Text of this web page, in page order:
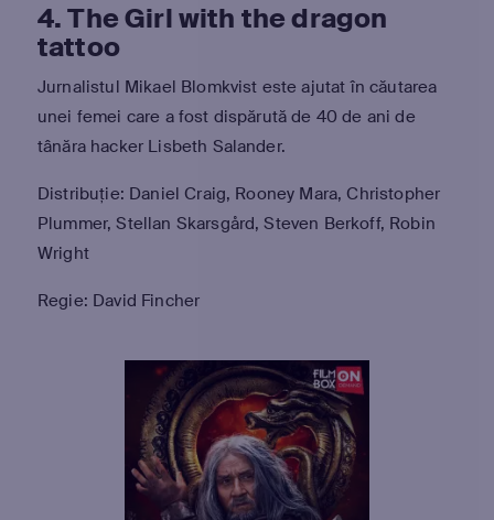
4. The Girl with the dragon
tattoo
Jurnalistul Mikael Blomkvist este ajutat în căutarea
unei femei care a fost dispărută de 40 de ani de
tânăra hacker Lisbeth Salander.
Distribuție: Daniel Craig, Rooney Mara, Christopher
Plummer, Stellan Skarsgård, Steven Berkoff, Robin
Wright
Regie: David Fincher